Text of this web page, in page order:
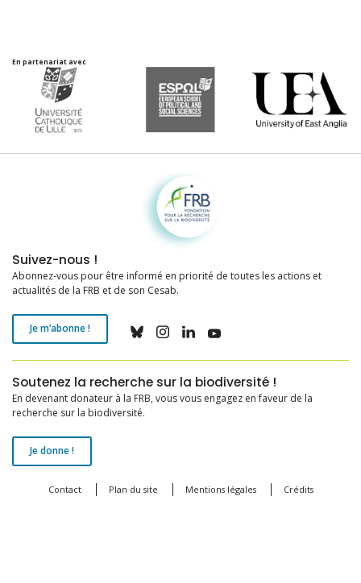
En partenariat avec
Fondation pour la recherche sur la biodiversité
Suivez-nous !
Abonnez-vous pour être informé en priorité de toutes les actions et
actualités de la FRB et de son Cesab.
Je m’abonne !
Soutenez la recherche sur la biodiversité !
En devenant donateur à la FRB, vous vous engagez en faveur de la
recherche sur la biodiversité.
Je donne !
Contact Plan du site Mentions légales Crédits